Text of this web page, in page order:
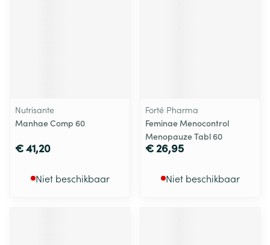
Nutrisante
Manhae Comp 60
€ 41,20
Niet beschikbaar
Forté Pharma
Feminae Menocontrol
Menopauze Tabl 60
€ 26,95
Niet beschikbaar